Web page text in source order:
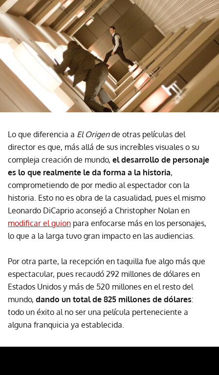
Lo que diferencia a El Origende otras películas del
director es que, más allá de sus increíbles visuales o su
compleja creación de mundo, el desarrollo de personaje
es lo que realmente le da forma a la historia,
comprometiendo de por medio al espectador con la
historia. Esto no es obra de la casualidad, pues el mismo
Leonardo DiCaprio aconsejó a Christopher Nolan en
modificar el guion para enfocarse más en los personajes,
lo que a la larga tuvo gran impacto en las audiencias.
Por otra parte, la recepción en taquilla fue algo más que
espectacular, pues recaudó 292 millones de dólares en
Estados Unidos y más de 520 millones en el resto del
mundo, dando un total de 825 millones de dólares:
todo un éxito al no ser una película perteneciente a
alguna franquicia ya establecida.